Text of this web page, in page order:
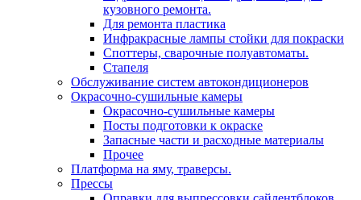
кузовного ремонта.
Для ремонта пластика
Инфракрасные лампы стойки для покраски
Споттеры, сварочные полуавтоматы.
Стапеля
Обслуживание систем автокондиционеров
Окрасочно-сушильные камеры
Окрасочно-сушильные камеры
Посты подготовки к окраске
Запасные части и расходные материалы
Прочее
Платформа на яму, траверсы.
Прессы